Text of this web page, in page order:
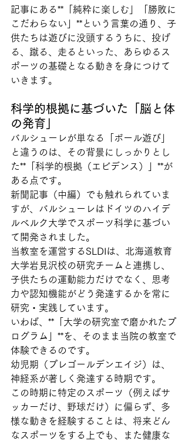
記事にある**「純粋に楽しむ」「勝敗に
こだわらない」**という言葉の通り、子
供たちは遊びに没頭するうちに、投げ
る、蹴る、走るといった、あらゆるス
ポーツの基礎となる動きを身につけて
いきます。
科学的根拠に基づいた「脳と体
の発育」
バルシューレが単なる「ボール遊び」
と違うのは、その背景にしっかりとし
た**「科学的根拠（エビデンス）」**が
ある点です。
新聞記事（中編）でも触れられていま
すが、バルシューレはドイツのハイデ
ルベルク大学でスポーツ科学に基づい
て開発されました。
当教室を運営するSLDIは、北海道教育
大学岩見沢校の研究チームと連携し、
子供たちの運動能力だけでなく、思考
力や認知機能がどう発達するかを常に
研究・実践しています。
いわば、**「大学の研究室で磨かれたプ
ログラム」**を、そのまま当院の教室で
体験できるのです。
幼児期（プレゴールデンエイジ）は、
神経系が著しく発達する時期です。
この時期に特定のスポーツ（例えばサ
ッカーだけ、野球だけ）に偏らず、多
様な動きを経験することは、将来どん
なスポーツをする上でも、また健康な